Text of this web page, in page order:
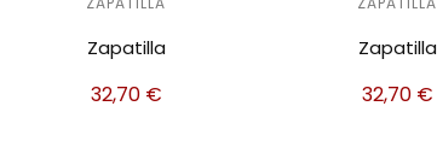
Zapatilla
32,70 €
Zapatilla
32,70 €